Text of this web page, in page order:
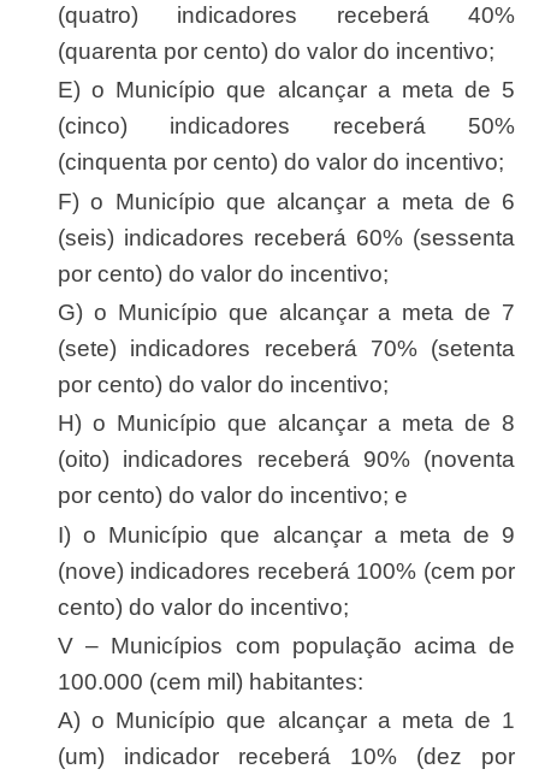
(quatro) indicadores receberá 40%
(quarenta por cento) do valor do incentivo;
e) o Município que alcançar a meta de 5
(cinco) indicadores receberá 50%
(cinquenta por cento) do valor do incentivo;
f) o Município que alcançar a meta de 6
(seis) indicadores receberá 60% (sessenta
por cento) do valor do incentivo;
g) o Município que alcançar a meta de 7
(sete) indicadores receberá 70% (setenta
por cento) do valor do incentivo;
h) o Município que alcançar a meta de 8
(oito) indicadores receberá 90% (noventa
por cento) do valor do incentivo; e
i) o Município que alcançar a meta de 9
(nove) indicadores receberá 100% (cem por
cento) do valor do incentivo;
V – Municípios com população acima de
100.000 (cem mil) habitantes:
a) o Município que alcançar a meta de 1
(um) indicador receberá 10% (dez por